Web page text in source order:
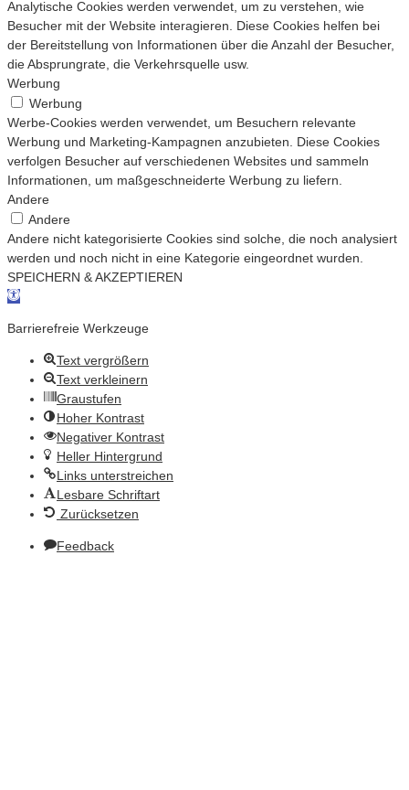
Analytische Cookies werden verwendet, um zu verstehen, wie
Besucher mit der Website interagieren. Diese Cookies helfen bei
der Bereitstellung von Informationen über die Anzahl der Besucher,
die Absprungrate, die Verkehrsquelle usw.
Werbung
Werbung
Werbe-Cookies werden verwendet, um Besuchern relevante
Werbung und Marketing-Kampagnen anzubieten. Diese Cookies
verfolgen Besucher auf verschiedenen Websites und sammeln
Informationen, um maßgeschneiderte Werbung zu liefern.
Andere
Andere
Andere nicht kategorisierte Cookies sind solche, die noch analysiert
werden und noch nicht in eine Kategorie eingeordnet wurden.
SPEICHERN & AKZEPTIEREN
Werkzeugleiste öffnen
Barrierefreie Werkzeuge
Text vergrößern
Text verkleinern
Graustufen
Hoher Kontrast
Negativer Kontrast
Heller Hintergrund
Links unterstreichen
Lesbare Schriftart
Zurücksetzen
Feedback